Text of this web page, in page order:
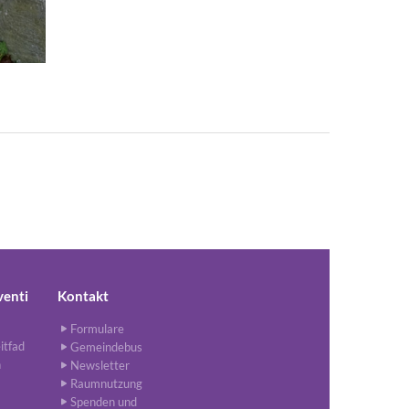
Kontakt
Formulare
Gemeindebus
Newsletter
Raumnutzung
Spenden und